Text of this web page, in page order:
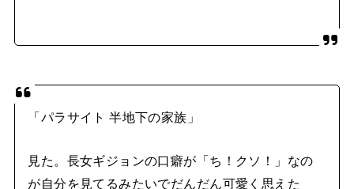
「パラサイト 半地下の家族」
見た。長女ギジョンの口癖が「ち！クソ！」なの
が自分を見てるみたいでだんだん可愛く思えた